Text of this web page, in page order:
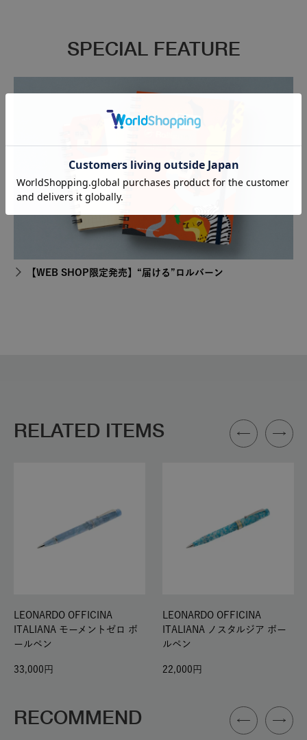
SPECIAL FEATURE
【WEB SHOP限定発売】“届ける”ロルバーン
RELATED ITEMS
LEONARDO OFFICINA
ITALIANA モーメントゼロ ボ
ールペン
33,000
LEONARDO OFFICINA
ITALIANA ノスタルジア ボー
ルペン
22,000
RECOMMEND